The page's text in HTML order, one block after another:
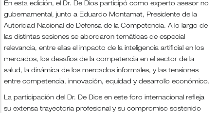
En esta edición, el Dr. De Dios participó como experto asesor no
gubernamental, junto a Eduardo Montamat, Presidente de la
Autoridad Nacional de Defensa de la Competencia. A lo largo de
las distintas sesiones se abordaron temáticas de especial
relevancia, entre ellas el impacto de la inteligencia artificial en los
mercados, los desafíos de la competencia en el sector de la
salud, la dinámica de los mercados informales, y las tensiones
entre competencia, innovación, equidad y desarrollo económico.
La participación del Dr. De Dios en este foro internacional refleja
su extensa trayectoria profesional y su compromiso sostenido